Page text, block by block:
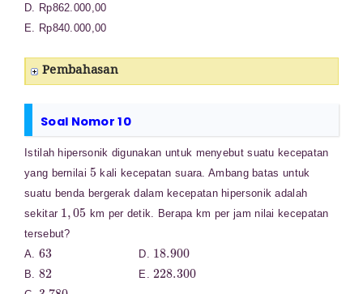
D. Rp862.000,00
E. Rp840.000,00
Pembahasan
Soal Nomor 10
Istilah hipersonik digunakan untuk menyebut suatu kecepatan
yang bernilai
5
kali kecepatan suara. Ambang batas untuk
suatu benda bergerak dalam kecepatan hipersonik adalah
sekitar
1 05
km per detik. Berapa km per jam nilai kecepatan
tersebut?
A.
63
D.
18.900
B.
82
E.
228.300
3.780